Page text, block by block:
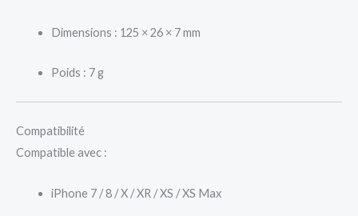
Dimensions : 125 × 26 × 7 mm
Poids : 7 g
Compatibilité
Compatible avec :
iPhone 7 / 8 / X / XR / XS / XS Max